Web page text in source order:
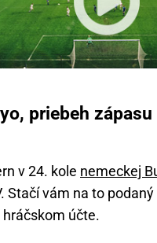
priebeh
v 24. kole nemeckej
Stačí vám na to
účte.